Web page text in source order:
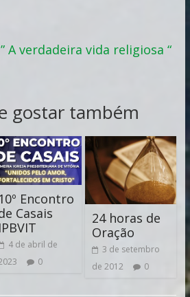
A verdadeira vida religiosa “
gostar também
10º Encontro
Casais
IPBVIT
4 de abril de
0
24 horas de
Oração
3 de setembro
de 2012
0